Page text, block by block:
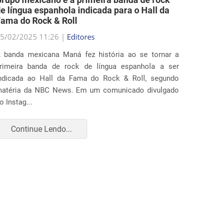
língua espanhola indicada para o Hall da
do Rock & Roll
02/2025 11:26 | Editores
banda mexicana Maná fez história ao se tornar a
banda de rock de língua espanhola a ser
ao Hall da Fama do Rock & Roll, segundo
da NBC News. Em um comunicado divulgado
Instag...
Continue Lendo...